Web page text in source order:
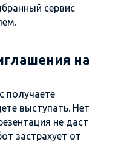
сервис
на
получаете
выступать. Нет
не даст
застрахует от